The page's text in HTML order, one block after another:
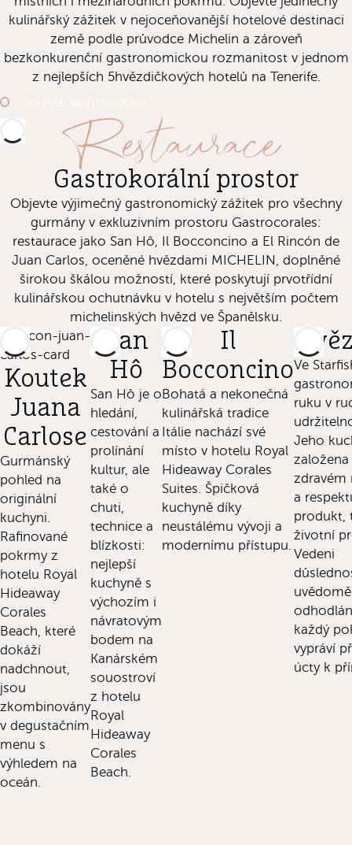
kulinářský zážitek v nejoceňovanější hotelové destinaci
země podle průvodce Michelin a zároveň
bezkonkurenční gastronomickou rozmanitost v jednom
z nejlepších 5hvězdičkových hotelů na Tenerife.
Restaurace
Gastrokorální prostor
Objevte výjimečný gastronomický zážitek pro všechny
gurmány v exkluzivním prostoru Gastrocorales:
restaurace jako San Hô, Il Bocconcino a El Rincón de
Juan Carlos, oceněné hvězdami MICHELIN, doplněné
širokou škálou možností, které poskytují prvotřídní
kulinářskou ochutnávku v hotelu s největším počtem
michelinských hvězd ve Španělsku.
Koutek
Juana
Carlose
Gurmánský
pohled na
originální
kuchyni.
Rafinované
pokrmy z
hotelu Royal
Hideaway
Corales
Beach, které
dokáží
nadchnout,
jsou
zkombinovány
v degustačním
menu s
výhledem na
oceán.
San
Hô
San Hô je o
hledání,
cestování a
prolínání
kultur, ale
také o
chuti,
technice a
blízkosti:
nejlepší
kuchyně s
výchozím i
návratovým
bodem na
Kanárském
souostroví
z hotelu
Royal
Hideaway
Corales
Beach.
Il
Bocconcino
Bohatá a nekonečná
kulinářská tradice
Itálie nachází své
místo v hotelu Royal
Hideaway Corales
Suites. Špičková
kuchyně díky
neustálému vývoji a
modernímu přístupu.
Ve
ruku v
Jeho
založena
zdravém
a
produkt,
životní
Vedeni
každý
vypráví
úcty k